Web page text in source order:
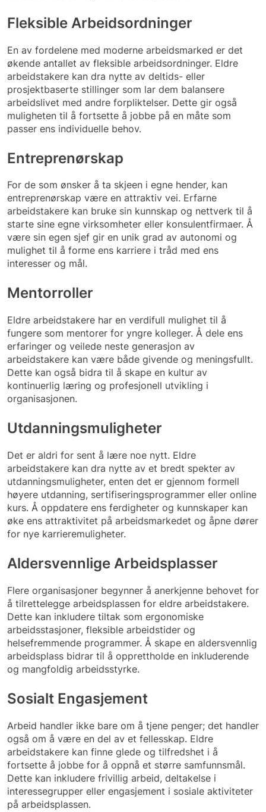
Fleksible Arbeidsordninger
En av fordelene med moderne arbeidsmarked er det
økende antallet av fleksible arbeidsordninger. Eldre
arbeidstakere kan dra nytte av deltids- eller
prosjektbaserte stillinger som lar dem balansere
arbeidslivet med andre forpliktelser. Dette gir også
muligheten til å fortsette å jobbe på en måte som
passer ens individuelle behov.
Entreprenørskap
For de som ønsker å ta skjeen i egne hender, kan
entreprenørskap være en attraktiv vei. Erfarne
arbeidstakere kan bruke sin kunnskap og nettverk til å
starte sine egne virksomheter eller konsulentfirmaer. Å
være sin egen sjef gir en unik grad av autonomi og
mulighet til å forme ens karriere i tråd med ens
interesser og mål.
Mentorroller
Eldre arbeidstakere har en verdifull mulighet til å
fungere som mentorer for yngre kolleger. Å dele ens
erfaringer og veilede neste generasjon av
arbeidstakere kan være både givende og meningsfullt.
Dette kan også bidra til å skape en kultur av
kontinuerlig læring og profesjonell utvikling i
organisasjonen.
Utdanningsmuligheter
Det er aldri for sent å lære noe nytt. Eldre
arbeidstakere kan dra nytte av et bredt spekter av
utdanningsmuligheter, enten det er gjennom formell
høyere utdanning, sertifiseringsprogrammer eller online
kurs. Å oppdatere ens ferdigheter og kunnskaper kan
øke ens attraktivitet på arbeidsmarkedet og åpne dører
for nye karrieremuligheter.
Aldersvennlige Arbeidsplasser
Flere organisasjoner begynner å anerkjenne behovet for
å tilrettelegge arbeidsplassen for eldre arbeidstakere.
Dette kan inkludere tiltak som ergonomiske
arbeidsstasjoner, fleksible arbeidstider og
helsefremmende programmer. Å skape en aldersvennlig
arbeidsplass bidrar til å opprettholde en inkluderende
og mangfoldig arbeidsstyrke.
Sosialt Engasjement
Arbeid handler ikke bare om å tjene penger; det handler
også om å være en del av et fellesskap. Eldre
arbeidstakere kan finne glede og tilfredshet i å
fortsette å jobbe for å oppnå et større samfunnsmål.
Dette kan inkludere frivillig arbeid, deltakelse i
interessegrupper eller engasjement i sosiale aktiviteter
på arbeidsplassen.